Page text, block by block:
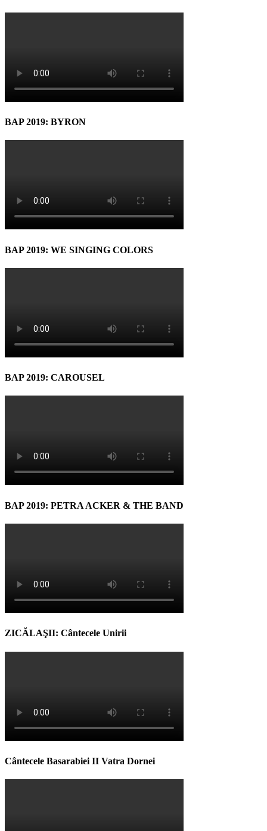
BAP 2019: BYRON
BAP 2019: WE SINGING COLORS
BAP 2019: CAROUSEL
BAP 2019: PETRA ACKER & THE BAND
ZICĂLAŞII: Cântecele Unirii
Cântecele Basarabiei II Vatra Dornei